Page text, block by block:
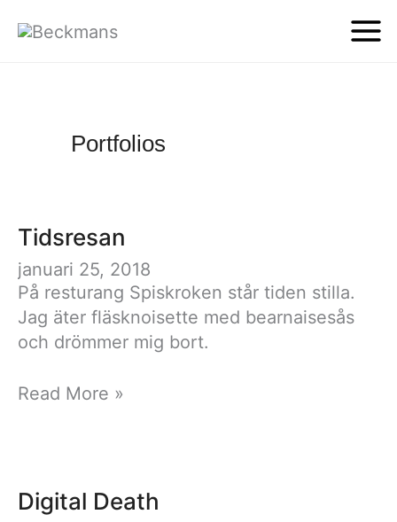
Portfolios
Tidsresan
januari 25, 2018
På resturang Spiskroken står tiden stilla.
Jag äter fläsknoisette med bearnaisesås
och drömmer mig bort.
Tidsresan
Read More »
Digital Death